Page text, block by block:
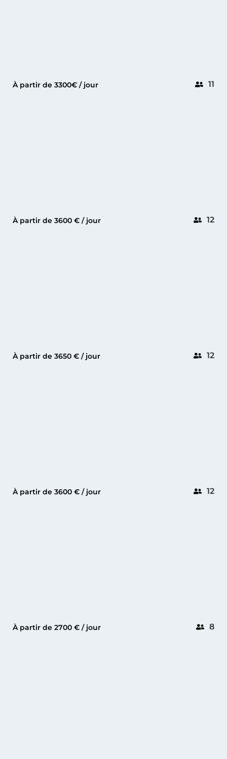
À partir de 3300€ / jour 11
PRINCESS V53 ANTIBES
À partir de 3600 € / jour 12
CRANCHI 44GOLFE-JUAN
À partir de 3650 € / jour 12
PRINCESS V50 GOLFE-JUAN
À partir de 3600 € / jour 12
DE ANTONIO 42CANNES
À partir de 2700 € / jour 8
GT 44 CANNES